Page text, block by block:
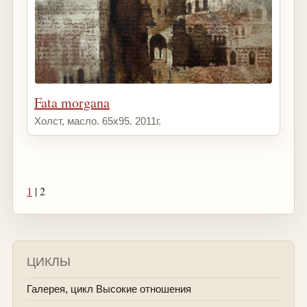
Fata morgana
Холст, масло. 65х95. 2011г.
1 | 2
ЦИКЛЫ
Галерея, цикл Высокие отношения